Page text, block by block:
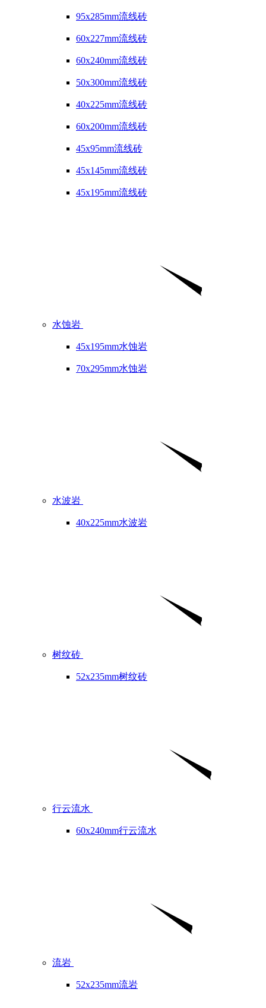
95x285mm流线砖
60x227mm流线砖
60x240mm流线砖
50x300mm流线砖
40x225mm流线砖
60x200mm流线砖
45x95mm流线砖
45x145mm流线砖
45x195mm流线砖
水蚀岩
45x195mm水蚀岩
70x295mm水蚀岩
水波岩
40x225mm水波岩
树纹砖
52x235mm树纹砖
行云流水
60x240mm行云流水
流岩
52x235mm流岩